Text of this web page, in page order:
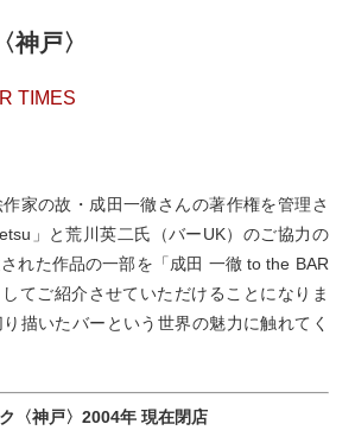
神戸〉
TIMES
家の故・成田一徹さんの著作権を管理さ
」と荒川英二氏（バーUK）のご協力の
れた作品の一部を「成田 一徹 to the BAR
てご紹介させていただけることになりま
描いたバーという世界の魅力に触れてく
〈神戸〉2004年 現在閉店